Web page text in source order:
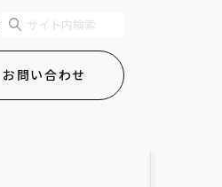
お問い合わせ